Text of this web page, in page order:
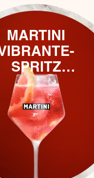
MARTINI
SPRITZ